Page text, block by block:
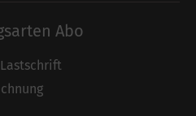
Abo
Lastschrift